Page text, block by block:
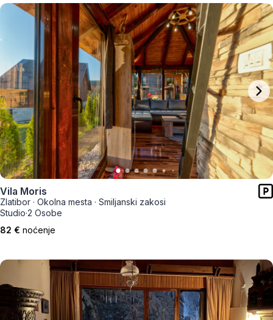
Vila Moris
Zlatibor · Okolna mesta · Smiljanski zakosi
Studio·2 Osobe
82 € noćenje